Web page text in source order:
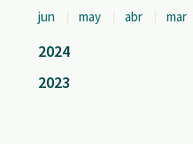
jun
may abr mar
2024
2023